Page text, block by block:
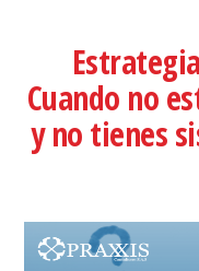
Cuando no
y no tienes